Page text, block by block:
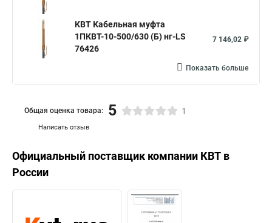
КВТ Кабельная муфта
1ПКВТ-10-500/630 (Б) нг-LS
76426
7 146,02 ₽
Показать больше
Написать отзыв
Общая оценка товара: 5 1
Официальный поставщик компании КВТ в
России